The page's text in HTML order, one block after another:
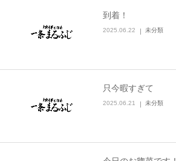
到着！
2025.06.22 未分類
只今暇すぎて
2025.06.21 未分類